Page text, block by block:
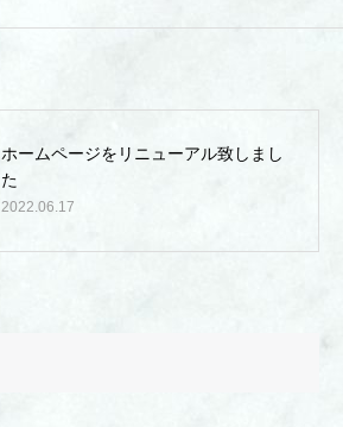
ホームページをリニューアル致しまし
た
2022.06.17